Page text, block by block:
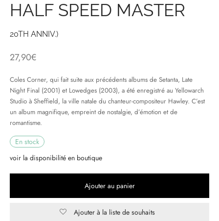
HALF SPEED MASTER
20TH ANNIV.)
27,90€
Coles Corner, qui fait suite aux précédents albums de Setanta, Late
Night Final (2001) et Lowedges (2003), a été enregistré au Yellowarch
Studio à Sheffield, la ville natale du chanteur-compositeur Hawley. C’est
un album magnifique, empreint de nostalgie, d’émotion et de
romantisme.
En stock
voir la disponibilité en boutique
Ajouter au panier
Ajouter à la liste de souhaits
MUSIQUES IMPROVISEES
DU MONDE
CLASSIQUE
DAY 2025